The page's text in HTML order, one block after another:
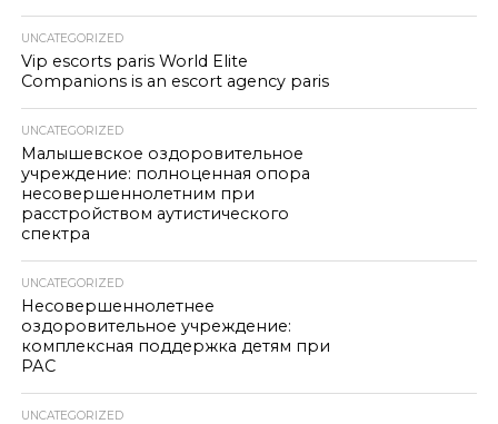
UNCATEGORIZED
Vip escorts paris World Elite
Companions is an escort agency paris
UNCATEGORIZED
Малышевское оздоровительное
учреждение: полноценная опора
несовершеннолетним при
расстройством аутистического
спектра
UNCATEGORIZED
Несовершеннолетнее
оздоровительное учреждение:
комплексная поддержка детям при
РАС
UNCATEGORIZED